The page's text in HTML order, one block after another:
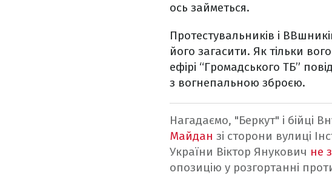
ось займеться.
Протестувальників і
його загасити. Як тільки
ефірі “Громадського ТБ”
з вогнепальною зброєю.
Нагадаємо, "Беркут" і бійці
Майдан зі сторони вулиці
України Віктор Янукович не
опозицію у розгортанні